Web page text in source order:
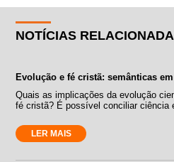
NOTÍCIAS
Evolução e fé cristã: semânticas
Quais as implicações da evolução
fé cristã? É possível conciliar ciência
LER MAIS